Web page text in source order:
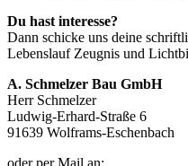
Du hast interesse?
Dann schicke uns deine
Lebenslauf Zeugnis und
A. Schmelzer Bau GmbH
Herr Schmelzer
Ludwig-Erhard-Straße 6
91639 Wolframs-Eschenbach